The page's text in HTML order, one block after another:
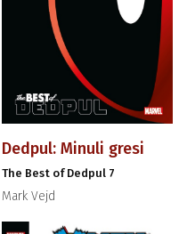
Dedpul: Minuli gresi
The Best of Dedpul 7
Mark Vejd